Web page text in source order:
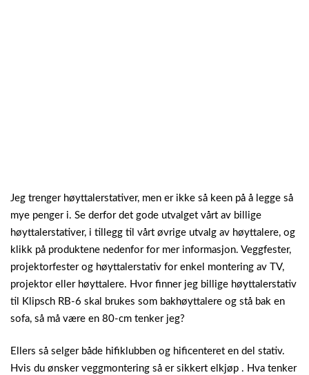
Jeg trenger høyttalerstativer, men er ikke så keen på å legge så
mye penger i. Se derfor det gode utvalget vårt av billige
høyttalerstativer, i tillegg til vårt øvrige utvalg av høyttalere, og
klikk på produktene nedenfor for mer informasjon. Veggfester,
projektorfester og høyttalerstativ for enkel montering av TV,
projektor eller høyttalere. Hvor finner jeg billige høyttalerstativ
til Klipsch RB-6 skal brukes som bakhøyttalere og stå bak en
sofa, så må være en 80-cm tenker jeg?
Ellers så selger både hifiklubben og hificenteret en del stativ.
Hvis du ønsker veggmontering så er sikkert elkjøp . Hva tenker